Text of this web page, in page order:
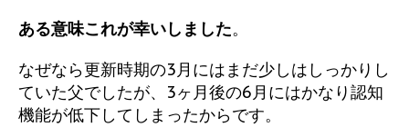
ある意味これが幸いしました。
なぜなら更新時期の3月にはまだ少しはしっかりし
ていた父でしたが、3ヶ月後の6月にはかなり認知
機能が低下してしまったからです。